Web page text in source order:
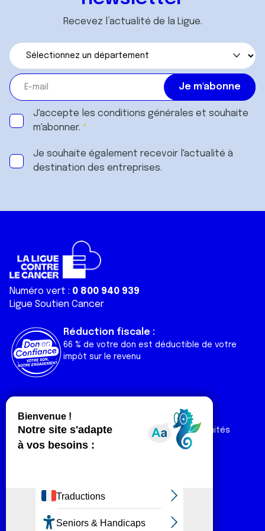
Recevez l’actualité de la Ligue.
J'accepte les conditions générales et souhaite
m'abonner.
Je souhaite également recevoir l'actualité à
destination des entreprises.
Numéro vert : 0 800 940 939
Ligue Soutien Cancer
Réduction fiscale :
66 % de votre don est déductible de votre
impôt sur le revenu
Liens utiles
Nos actualités
Nos publications
Contact
Espace Ligue & comités
Espace chercheur